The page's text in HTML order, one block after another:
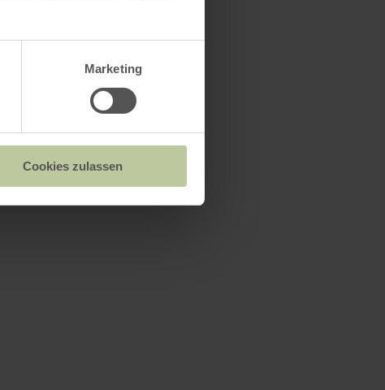
Marketing
Cookies zulassen